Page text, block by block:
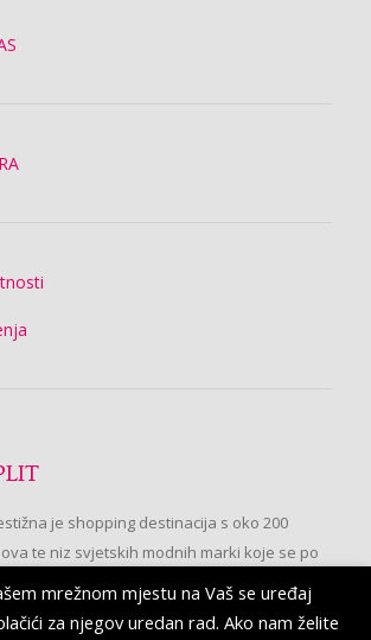
je shopping destinacija s oko 200
te niz svjetskih modnih marki koje se po
Splitu.mrežnom mjestu na Vaš se uređaj
za njegov uredan rad. Ako nam želite